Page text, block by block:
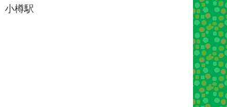
小樽駅